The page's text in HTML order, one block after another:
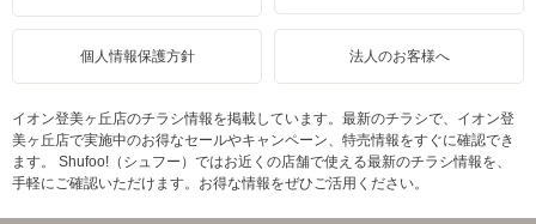
個人情報保護方針 法人のお客様へ
イオン登美ヶ丘店のチラシ情報を掲載しています。最新のチラシで、イオン登
美ヶ丘店で実施中のお得なセールやキャンペーン、特売情報をすぐに確認でき
ます。 Shufoo!（シュフー）ではお近くの店舗で使える最新のチラシ情報を、
手軽にご確認いただけます。お得な情報をぜひご活用ください。